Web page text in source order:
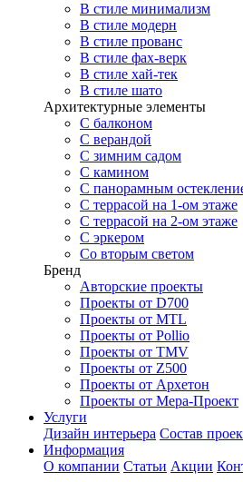
В стиле минимализм
В стиле модерн
В стиле прованс
В стиле фах-верк
В стиле хай-тек
В стиле шато
Архитектурные элементы
С балконом
С верандой
С зимним садом
С камином
С панорамным
С террасой на 1-ом этаже
С террасой на 2-ом этаже
С эркером
Со вторым светом
Бренд
Авторские проекты
Проекты от D700
Проекты от MTL
Проекты от Pollio
Проекты от TMV
Проекты от Z500
Проекты от Архетон
Проекты от Мера-Проект
Услуги
Дизайн интерьера Состав
Информация
О компании Статьи Акции